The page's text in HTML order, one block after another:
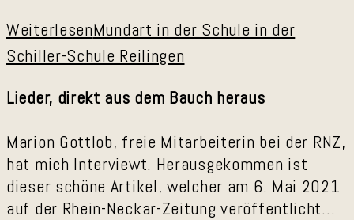
WeiterlesenMundart in der Schule in der
Schiller-Schule Reilingen
Lieder, direkt aus dem Bauch heraus
Marion Gottlob, freie Mitarbeiterin bei der RNZ,
hat mich Interviewt. Herausgekommen ist
dieser schöne Artikel, welcher am 6. Mai 2021
auf der Rhein-Neckar-Zeitung veröffentlicht…